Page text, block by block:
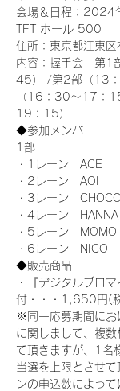
会場＆日程：2024
TFT ホール 500
住所：東京都江東
内容：握手会　第1
45） /第2部（13
（16：30～17：
19：15）
◆参加メンバー
1部
・1レーン　ACE
・2レーン　AOI
・3レーン　CHOCO
・4レーン　HANNA
・5レーン　MOMO
・6レーン　NICO
◆販売商品
・『デジタルブロ
付・・・1,650円(
※同一応募期間にお
に関しまして、複
て頂きますが、1名
当選を上限とさせ
ンの申込数によっ